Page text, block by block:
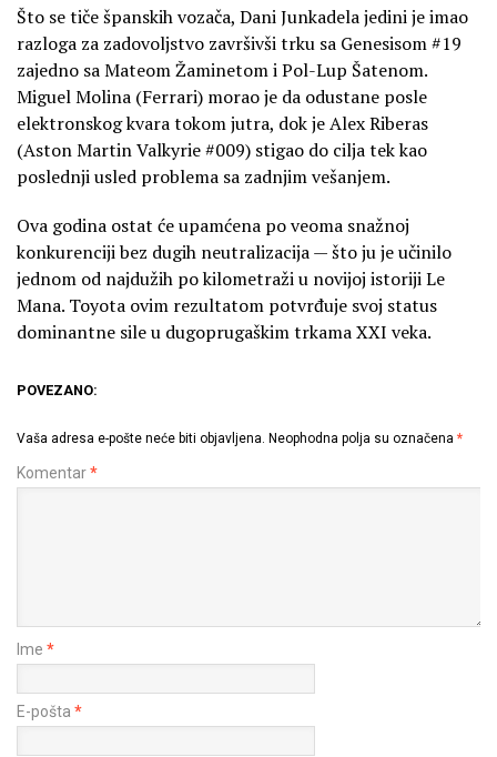
Što se tiče španskih vozača, Dani Junkadela jedini je imao
razloga za zadovoljstvo završivši trku sa Genesisom #19
zajedno sa Mateom Žaminetom i Pol-Lup Šatenom.
Miguel Molina (Ferrari) morao je da odustane posle
elektronskog kvara tokom jutra, dok je Alex Riberas
(Aston Martin Valkyrie #009) stigao do cilja tek kao
poslednji usled problema sa zadnjim vešanjem.
Ova godina ostat će upamćena po veoma snažnoj
konkurenciji bez dugih neutralizacija — što ju je učinilo
jednom od najdužih po kilometraži u novijoj istoriji Le
Mana. Toyota ovim rezultatom potvrđuje svoj status
dominantne sile u dugoprugaškim trkama XXI veka.
POVEZANO:
Vaša adresa e-pošte neće biti objavljena. Neophodna polja su označena *
Komentar*
Ime *
E-pošta *